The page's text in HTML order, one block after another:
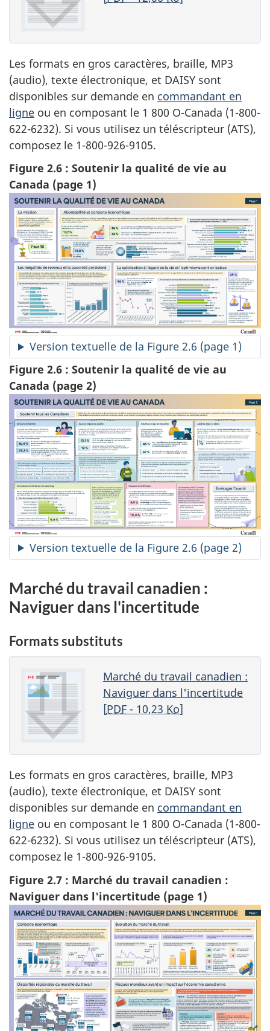
Les formats en gros caractères, braille, MP3
(audio), texte électronique, et DAISY sont
disponibles sur demande en commandant en
ligne ou en composant le 1 800 O-Canada (1-800-
622-6232). Si vous utilisez un téléscripteur (ATS),
composez le 1-800-926-9105.
Figure 2.6 : Soutenir la qualité de vie au
Canada (page 1)
Version textuelle de la Figure 2.6 (page 1)
Figure 2.6 : Soutenir la qualité de vie au
Canada (page 2)
Version textuelle de la Figure 2.6 (page 2)
Marché du travail canadien :
Naviguer dans l'incertitude
Formats substituts
Marché du travail canadien :
Naviguer dans l'incertitude
[PDF- 10,23 Ko]
Les formats en gros caractères, braille, MP3
(audio), texte électronique, et DAISY sont
disponibles sur demande en commandant en
ligne ou en composant le 1 800 O-Canada (1-800-
622-6232). Si vous utilisez un téléscripteur (ATS),
composez le 1-800-926-9105.
Figure 2.7 : Marché du travail canadien :
Naviguer dans l'incertitude (page 1)